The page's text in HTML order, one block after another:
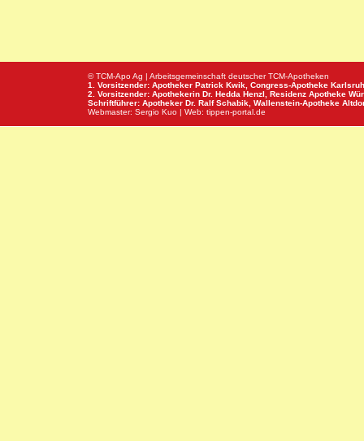
© TCM-Apo Ag | Arbeitsgemeinschaft deutscher TCM-Apotheken
1. Vorsitzender: Apotheker Patrick Kwik, Congress-Apotheke
2. Vorsitzender: Apothekerin Dr. Hedda Henzl, Residenz Apotheke
Schriftführer: Apotheker Dr. Ralf Schabik, Wallenstein-Apotheke
Webmaster: Sergio Kuo | Web: tippen-portal.de